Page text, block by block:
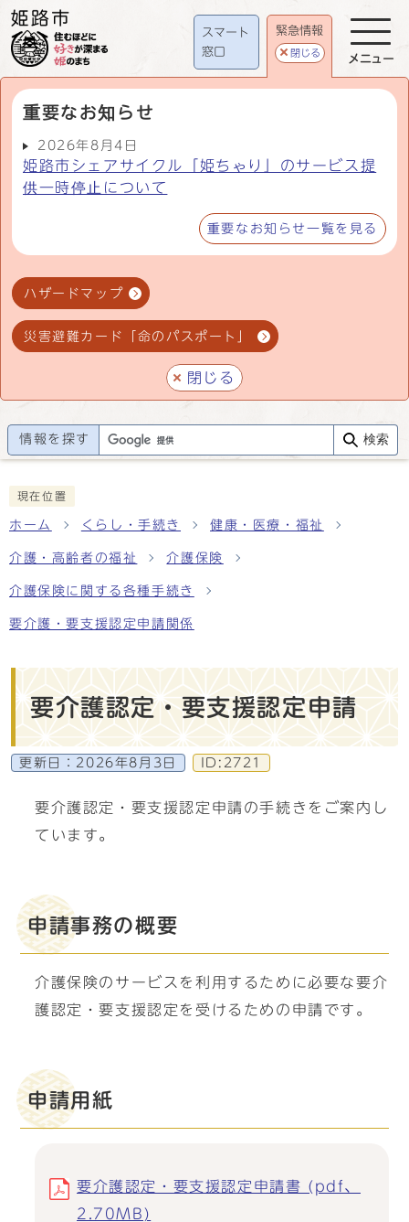
スマート
窓口
緊急情報
閉じる
重要なお知らせ
2026年8月4日
姫路市シェアサイクル「姫ちゃり」のサービス提
供一時停止について
重要なお知らせ一覧を見る
ハザードマップ
災害避難カード「命のパスポート」
閉じる
メニュー
情報を探す 検索
現在位置
ホーム くらし・手続き 健康・医療・福祉
介護・高齢者の福祉 介護保険
介護保険に関する各種手続き
要介護・要支援認定申請関係
要介護認定・要支援認定申請
更新日： 2026年8月3日 ID:2721
要介護認定・要支援認定申請の手続きをご案内し
ています。
申請事務の概要
介護保険のサービスを利用するために必要な要介
護認定・要支援認定を受けるための申請です。
申請用紙
要介護認定・要支援認定申請書 (pdf、
2.70MB)